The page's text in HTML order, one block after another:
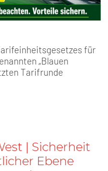
für
„Blauen
Tarifrunde
| Sicherheit
Ebene